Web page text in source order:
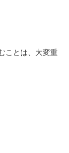
ことは、大変重